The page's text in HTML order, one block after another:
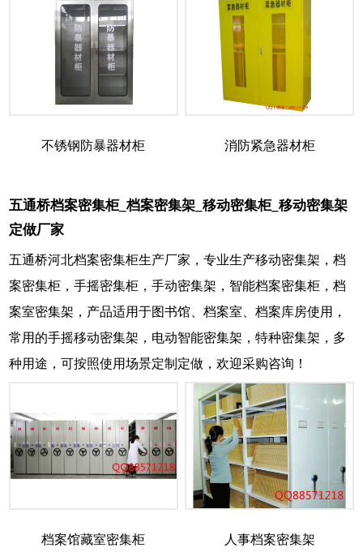
不锈钢防暴器材柜 消防紧急器材柜
五通桥档案密集柜_档案密集架_移动密集柜_移动密集架
定做厂家
五通桥河北档案密集柜生产厂家，专业生产移动密集架，档
案密集柜，手摇密集柜，手动密集架，智能档案密集柜，档
案室密集架，产品适用于图书馆、档案室、档案库房使用，
常用的手摇移动密集架，电动智能密集架，特种密集架，多
种用途，可按照使用场景定制定做，欢迎采购咨询！
档案馆藏室密集柜 人事档案密集架